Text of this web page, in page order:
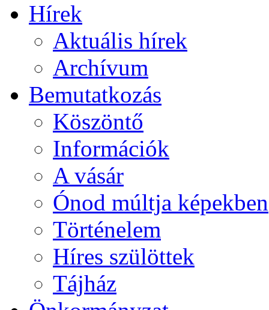
Hírek
Aktuális hírek
Archívum
Bemutatkozás
Köszöntő
Információk
A vásár
Ónod múltja képekben
Történelem
Híres szülöttek
Tájház